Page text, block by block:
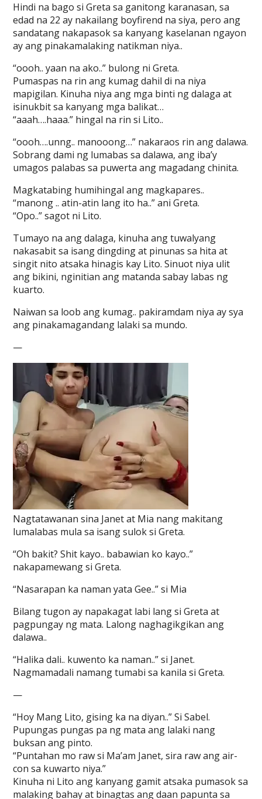
Hindi na bago si Greta sa ganitong karanasan, sa
edad na 22 ay nakailang boyfirend na siya, pero ang
sandatang nakapasok sa kanyang kaselanan ngayon
ay ang pinakamalaking natikman niya..
“oooh.. yaan na ako..” bulong ni Greta.
Pumaspas na rin ang kumag dahil di na niya
mapigilan. Kinuha niya ang mga binti ng dalaga at
isinukbit sa kanyang mga balikat…
“aaah….haaa.” hingal na rin si Lito..
“oooh….unng.. manooong…” nakaraos rin ang dalawa.
Sobrang dami ng lumabas sa dalawa, ang iba’y
umagos palabas sa puwerta ang magadang chinita.
Magkatabing humihingal ang magkapares..
“manong .. atin-atin lang ito ha..” ani Greta.
“Opo..” sagot ni Lito.
Tumayo na ang dalaga, kinuha ang tuwalyang
nakasabit sa isang dingding at pinunas sa hita at
singit nito atsaka hinagis kay Lito. Sinuot niya ulit
ang bikini, nginitian ang matanda sabay labas ng
kuarto.
Naiwan sa loob ang kumag.. pakiramdam niya ay sya
ang pinakamagandang lalaki sa mundo.
—
Nagtatawanan sina Janet at Mia nang makitang
lumalabas mula sa isang sulok si Greta.
“Oh bakit? Shit kayo.. babawian ko kayo..”
nakapamewang si Greta.
“Nasarapan ka naman yata Gee..” si Mia
Bilang tugon ay napakagat labi lang si Greta at
pagpungay ng mata. Lalong naghagikgikan ang
dalawa..
“Halika dali.. kuwento ka naman..” si Janet.
Nagmamadali namang tumabi sa kanila si Greta.
—
“Hoy Mang Lito, gising ka na diyan..” Si Sabel.
Pupungas pungas pa ng mata ang lalaki nang
buksan ang pinto.
“Puntahan mo raw si Ma’am Janet, sira raw ang air-
con sa kuwarto niya.”
Kinuha ni Lito ang kanyang gamit atsaka pumasok sa
malaking bahay at binagtas ang daan papunta sa